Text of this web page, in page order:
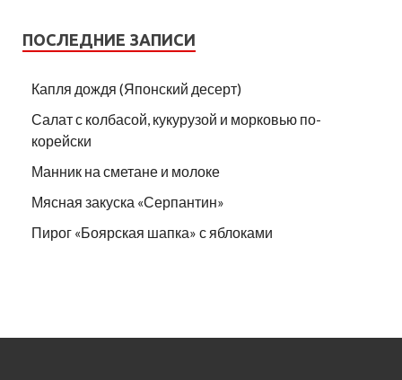
ПОСЛЕДНИЕ ЗАПИСИ
Капля дождя (Японский десерт)
Салат с колбасой, кукурузой и морковью по-
корейски
Манник на сметане и молоке
Мясная закуска «Серпантин»
Пирог «Боярская шапка» с яблоками